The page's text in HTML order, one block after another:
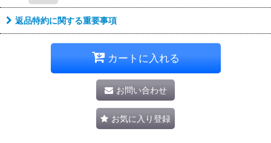
返品特約に関する重要事項
カートに入れる
お問い合わせ
お気に入り登録